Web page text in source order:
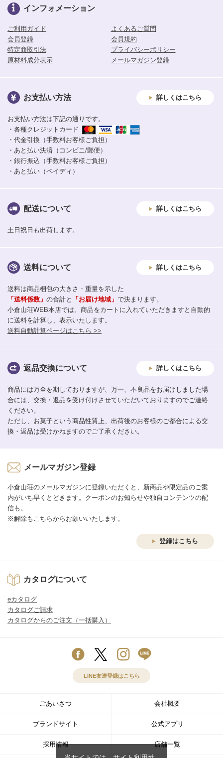
インフォメーション
ご利用ガイド
よくあるご質問
会員登録
会員規約
特定商取引法
プライバシーポリシー
原材料成分表示
メールマガジン登録
お支払い方法 詳しくはこちら
お支払い方法は下記の通りです。
・各種クレジットカード
・代金引換（手数料お客様ご負担）
・あと払い決済（コンビニ/郵便）
・銀行振込（手数料お客様ご負担）
・あと払い（ペイディ）
配送について 詳しくはこちら
土日祝日も出荷します。
送料について 詳しくはこちら
送料は商品梱包の大きさ・重量を示した
「送料係数」 の合計と 「お届け地域」 で決まります。
小倉山荘WEB本店では、商品をカートに入れていただきますと自動的
に送料を計算し、表示いたします。
送料自動計算ページはこちら >>
返品交換について 詳しくはこちら
商品には万全を期しておりますが、万一、不良品をお届けしました場
合には、交換・返品を受け付けさせていただいておりますのでご連絡
ください。
ただし、お菓子という商品性質上、出荷後のお客様のご都合による交
換・返品は受けかねますのでご了承ください。
メールマガジン登録
小倉山荘のメールマガジンに登録いただくと、新商品や限定品のご案
内がいち早くとどきます。クーポンのお知らせや独自コンテンツの配
信も。
※解除もこちらからお願いいたします。
登録はこちら
カタログについて
eカタログ
カタログご請求
カタログからのご注文（一括購入）
LINE友達登録はこちら
ごあいさつ 会社概要
ブランドサイト 公式アプリ
採用情報 店舗一覧